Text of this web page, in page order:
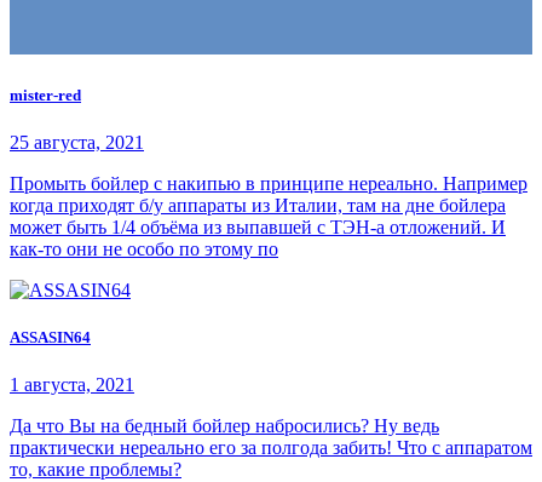
mister-red
25 августа, 2021
Промыть бойлер с накипью в принципе нереально. Например
когда приходят б/у аппараты из Италии, там на дне бойлера
может быть 1/4 объёма из выпавшей с ТЭН-а отложений. И
как-то они не особо по этому по
ASSASIN64
1 августа, 2021
Да что Вы на бедный бойлер набросились? Ну ведь
практически нереально его за полгода забить! Что с аппаратом
то, какие проблемы?